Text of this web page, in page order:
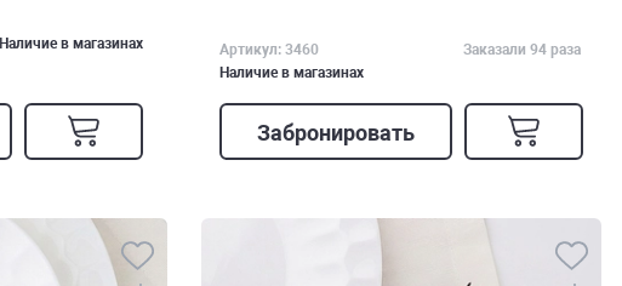
Наличие в магазинах Артикул: 3460
Заказали 94 раза
Наличие в магазинах
Забронировать